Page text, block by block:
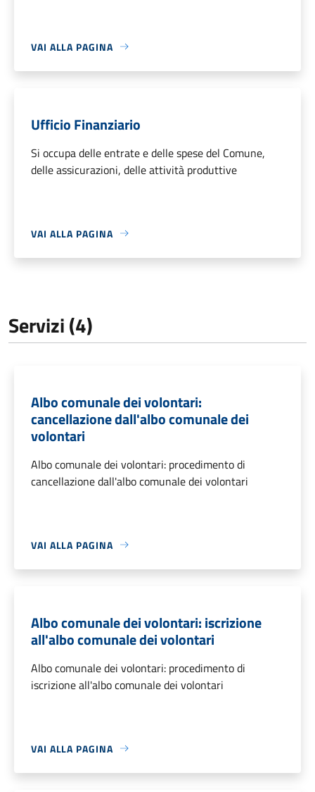
VAI ALLA PAGINA
Ufficio Finanziario
Si occupa delle entrate e delle spese del Comune,
delle assicurazioni, delle attività produttive
VAI ALLA PAGINA
Servizi (4)
Albo comunale dei volontari:
cancellazione dall'albo comunale dei
volontari
Albo comunale dei volontari: procedimento di
cancellazione dall'albo comunale dei volontari
VAI ALLA PAGINA
Albo comunale dei volontari: iscrizione
all'albo comunale dei volontari
Albo comunale dei volontari: procedimento di
iscrizione all'albo comunale dei volontari
VAI ALLA PAGINA